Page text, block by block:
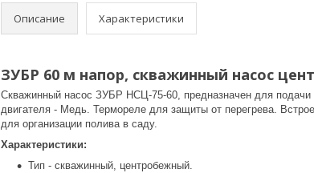
Описание Характеристики
ЗУБР 60 м напор, скважинный насос
Скважинный насос ЗУБР НСЦ-75-60, предназначен для
двигателя - Медь. Термореле для защиты от перегрева.
для организации полива в саду.
Характеристики:
Тип - скважинный, центробежный.